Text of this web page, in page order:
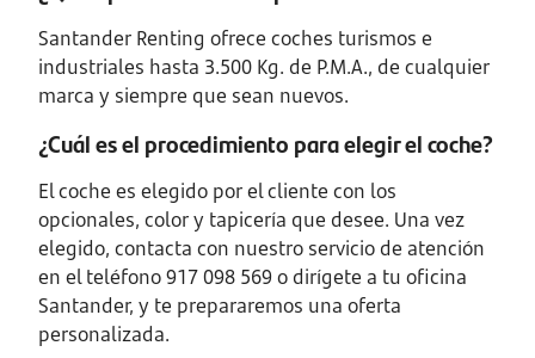
Santander Renting ofrece coches turismos e
industriales hasta 3.500 Kg. de P.M.A., de cualquier
marca y siempre que sean nuevos.
¿Cuál es el procedimiento para elegir el coche?
El coche es elegido por el cliente con los
opcionales, color y tapicería que desee. Una vez
elegido, contacta con nuestro servicio de atención
en el teléfono 917 098 569 o dirígete a tu oficina
Santander, y te prepararemos una oferta
personalizada.